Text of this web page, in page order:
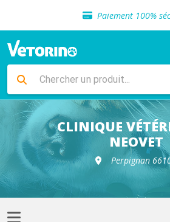
Paiement 100%
Livraison gratuite en
Sélection de croquettes
Livraison gratuite en
Retour gratuit en
Sélection de croquettes
CLINIQUE
NEOVET
Perpignan